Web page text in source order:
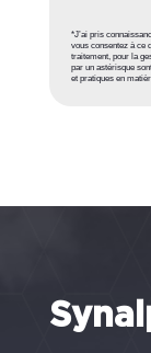
*J’ai pris
vous consentez à ce
traitement, pour la
par un astérisque
et pratiques en